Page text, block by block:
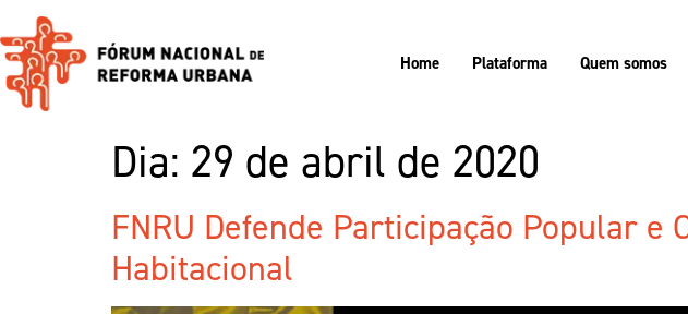
Home Plataforma Quem somos
Dia: 29 de abril de 2020
FNRU Defende Participação Popular
Habitacional